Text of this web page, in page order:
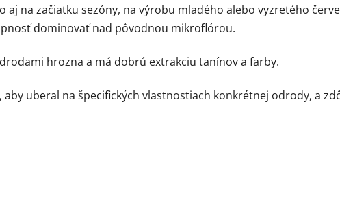
aj na začiatku sezóny, na výrobu mladého alebo vyzretého
dominovať nad pôvodnou mikroflórou.
hrozna a má dobrú extrakciu tanínov a farby.
aby uberal na špecifických vlastnostiach konkrétnej odrody, a